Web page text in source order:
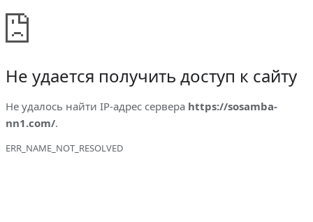
Не удается получить доступ к сайту
Не удалось найти IP-адрес сервера https://sosamba-
nn1.com/.
ERR_NAME_NOT_RESOLVED